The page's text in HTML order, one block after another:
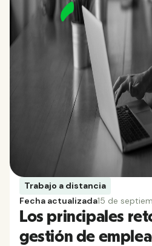
Trabajo a distancia
Fecha actualizada15 de
Los principales
gestión de